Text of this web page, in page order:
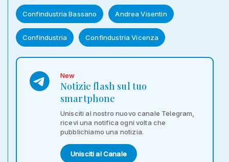
Confindustria Bassano Andrea Visentin
Confindustria Confindustria Vicenza
New
Notizie flash sul tuo
smartphone
Unisciti al nostro nuovo canale Telegram,
ricevi una notifica ogni volta che
pubblichiamo una notizia.
Unisciti al Canale